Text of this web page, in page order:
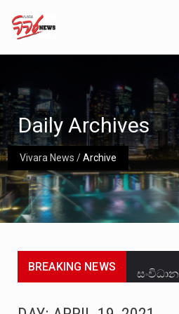
Vivara News /Archive
Daily Archives
BREAKING NEWS